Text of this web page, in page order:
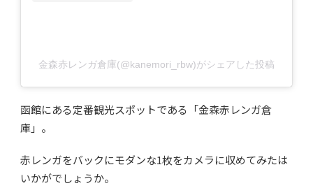
金森赤レンガ倉庫(@kanemori_rbw)がシェアした投稿
函館にある定番観光スポットである「金森赤レンガ倉
庫」。
赤レンガをバックにモダンな1枚をカメラに収めてみたは
いかがでしょうか。